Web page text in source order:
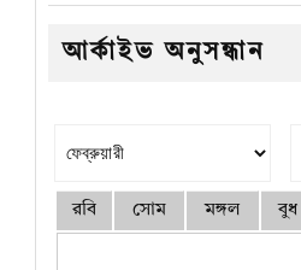
আর্কাইভ অনুসন্ধান
রবি সোম মঙ্গল বুধ